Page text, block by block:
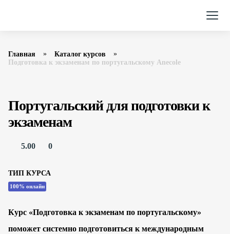
Главная
Каталог курсов
Подготовка к экзаменам по португальскому Anecole
Португальский для подготовки к
экзаменам
5.00 0
ТИП КУРСА
100% онлайн
Курс «Подготовка к экзаменам по португальскому»
поможет системно подготовиться к международным